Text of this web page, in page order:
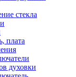
стекла
плата
духовки